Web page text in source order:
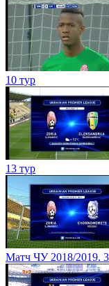
10 тур
13 тур
Матч ЧУ 2018/2019.